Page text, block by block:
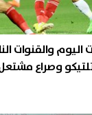
اليوم والقنوات
وصراع